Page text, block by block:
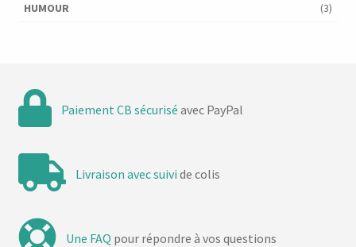
HUMOUR
(3)
Paiement CB sécurisé avec PayPal
Livraison avec suivi de colis
Une FAQ pour répondre à vos questions